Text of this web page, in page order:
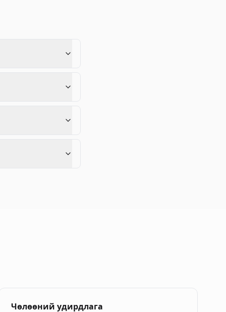
Чөлөөний удирдлага